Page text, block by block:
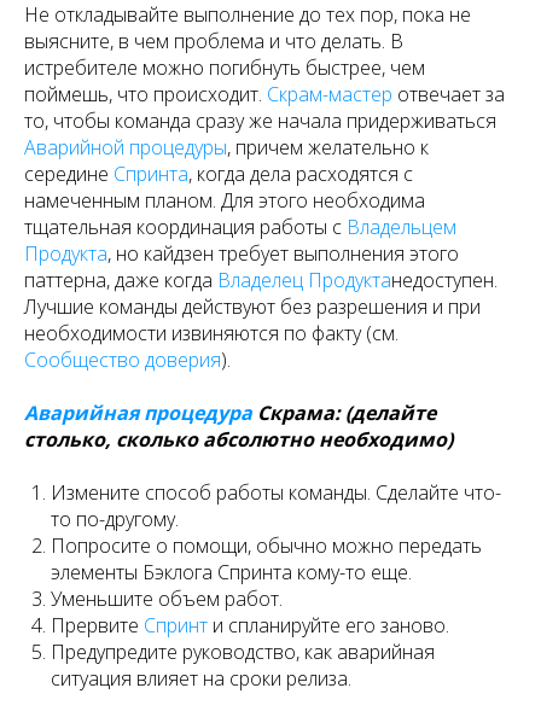
Не откладывайте выполнение до тех пор, пока не
выясните, в чем проблема и что делать. В
истребителе можно погибнуть быстрее, чем
поймешь, что происходит. Скрам-мастер отвечает за
то, чтобы команда сразу же начала придерживаться
Аварийной процедуры, причем желательно к
середине Спринта, когда дела расходятся с
намеченным планом. Для этого необходима
тщательная координация работы с Владельцем
Продукта, но кайдзен требует выполнения этого
паттерна, даже когда Владелец Продуктанедоступен.
Лучшие команды действуют без разрешения и при
необходимости извиняются по факту (см.
Сообщество доверия).
Аварийная процедура Скрама: (делайте
столько, сколько абсолютно необходимо)
Измените способ работы команды. Сделайте что-
то по-другому.
Попросите о помощи, обычно можно передать
элементы Бэклога Спринта кому-то еще.
Уменьшите объем работ.
Прервите Спринт и спланируйте его заново.
Предупредите руководство, как аварийная
ситуация влияет на сроки релиза.